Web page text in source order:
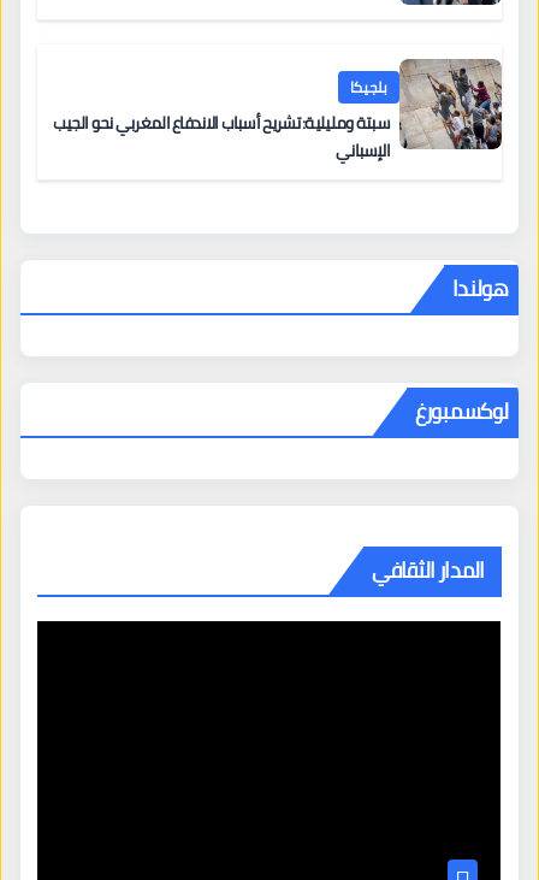
بلجيكا
سبتة ومليلية: تشريح أسباب الاندفاع المغربي نحو الجيب
الإسباني
هولندا
لوكسمبورغ
المدار الثقافي